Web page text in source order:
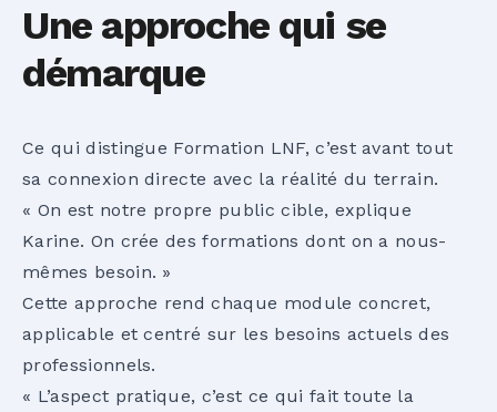
Une approche qui se
démarque
Ce qui distingue Formation LNF, c’est avant tout
sa connexion directe avec la réalité du terrain.
« On est notre propre public cible, explique
Karine. On crée des formations dont on a nous-
mêmes besoin. »
Cette approche rend chaque module concret,
applicable et centré sur les besoins actuels des
professionnels.
« L’aspect pratique, c’est ce qui fait toute la